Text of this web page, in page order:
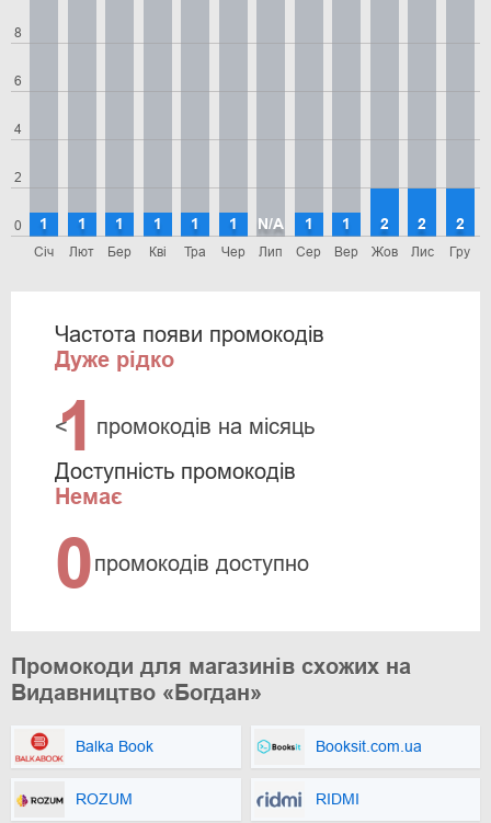
0
2
4
6
8
Січ
1
Лют
1
Бер
1
Кві
1
Тра
1
Чер
1
Лип
N/A
Сер
1
Вер
1
Жов
2
Лис
2
Гру
2
Частота появи промокодів
Дуже рідко
<
1 промокодів на місяць
Доступність промокодів
Немає
0промокодів доступно
Промокоди для магазинів схожих на
Видавництво «Богдан»
Balka Book Booksit.com.ua
ROZUM RIDMI